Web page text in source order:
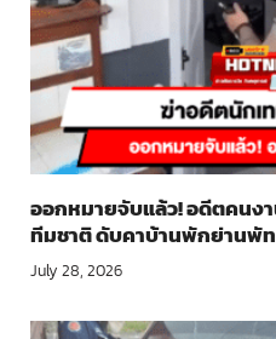
ออกหมายจับแล้ว! อดีตคนง
ทีมชาติ ดับคาบ้านพักย่านพั
July 28, 2026